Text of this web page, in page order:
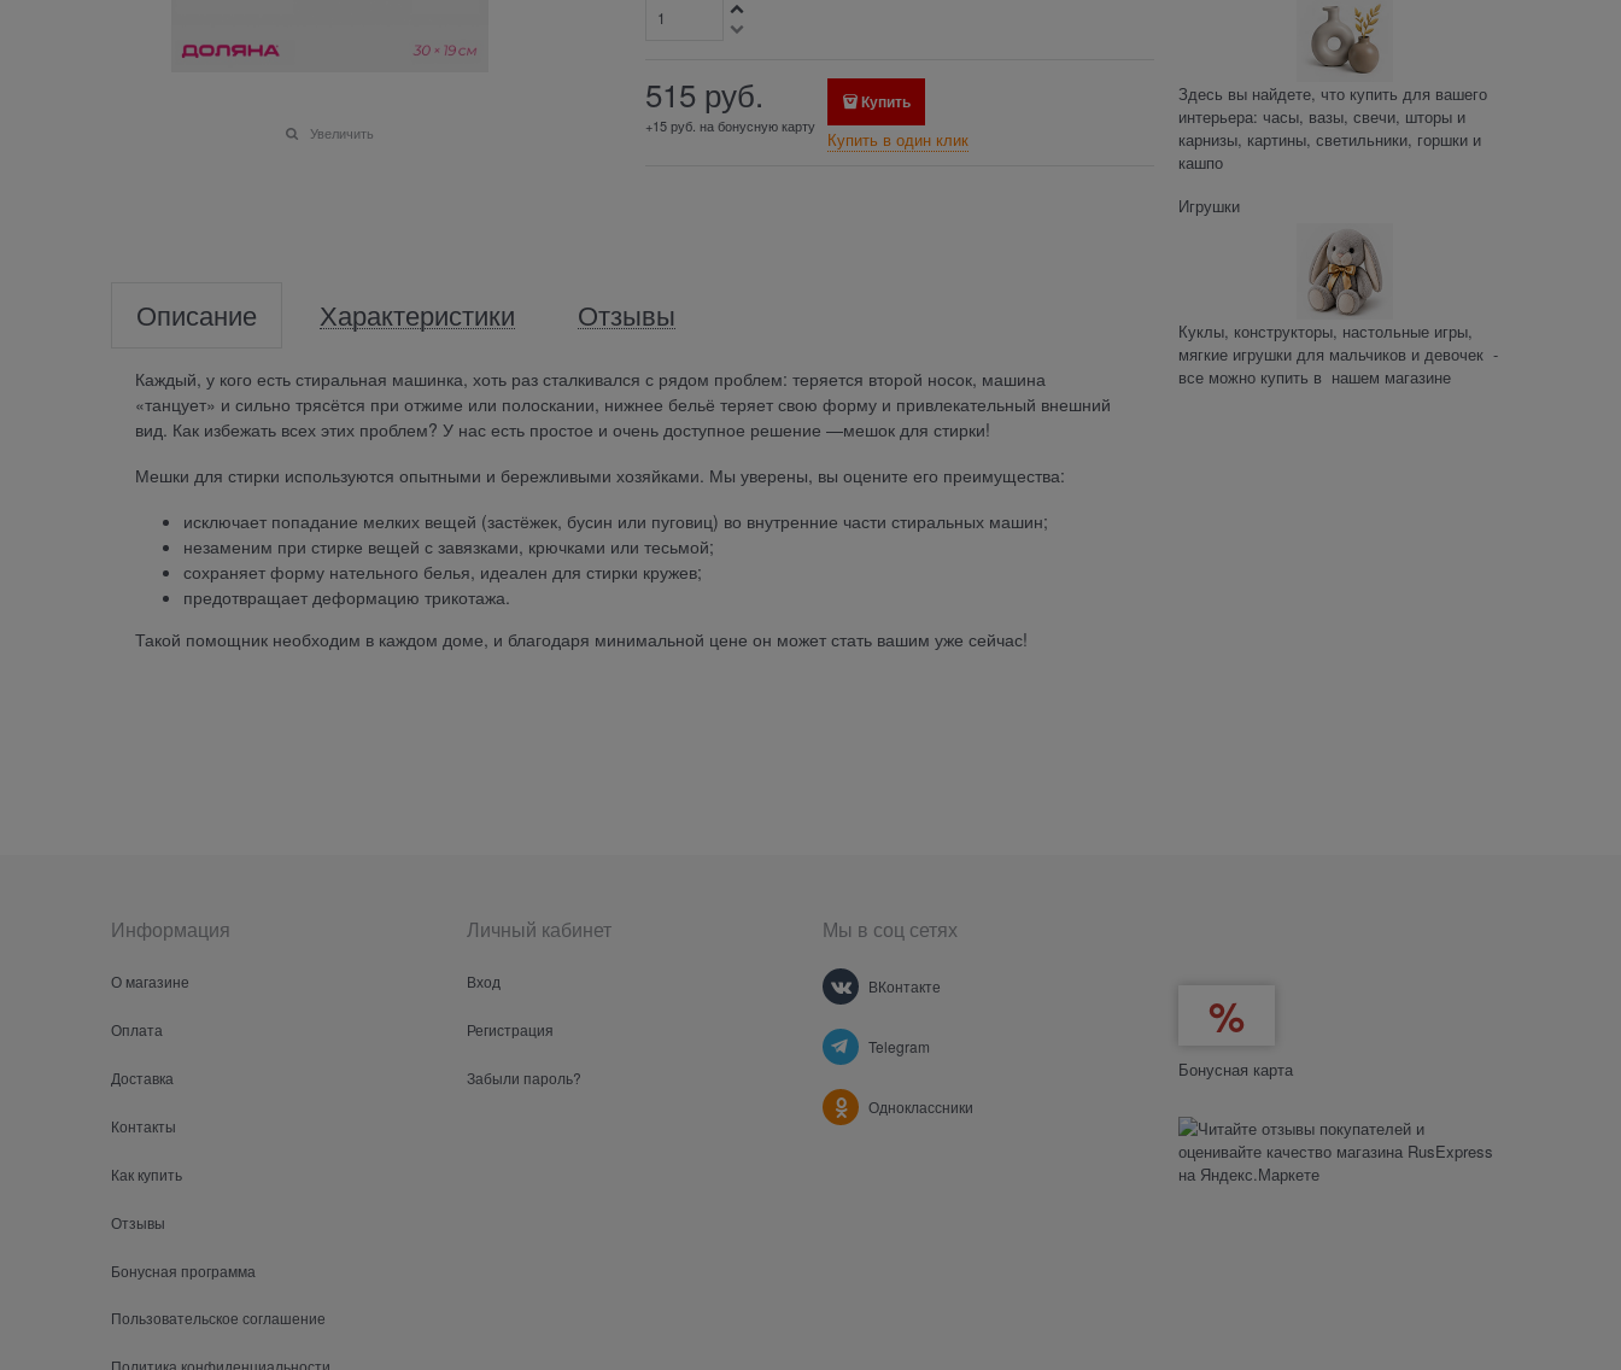
Увеличить
515 руб.
+15 руб. на бонусную карту
Купить
Купить в один клик
Описание Характеристики Отзывы
Каждый, у кого есть стиральная машинка, хоть раз сталкивался с рядом проблем: теряется второй носок, машина
«танцует» и сильно трясётся при отжиме или полоскании, нижнее бельё теряет свою форму и привлекательный внешний
вид. Как избежать всех этих проблем? У нас есть простое и очень доступное решение —мешок для стирки!
Мешки для стирки используются опытными и бережливыми хозяйками. Мы уверены, вы оцените его преимущества:
исключает попадание мелких вещей (застёжек, бусин или пуговиц) во внутренние части стиральных машин;
незаменим при стирке вещей с завязками, крючками или тесьмой;
сохраняет форму нательного белья, идеален для стирки кружев;
предотвращает деформацию трикотажа.
Такой помощник необходим в каждом доме, и благодаря минимальной цене он может стать вашим уже сейчас!
Здесь вы найдете, что купить для вашего
интерьера: часы, вазы, свечи, шторы и
карнизы, картины, светильники, горшки и
кашпо
Игрушки
Куклы, конструкторы, настольные игры,
мягкие игрушки для мальчиков и девочек -
все можно купить в нашем магазине
Информация
О магазине
Оплата
Доставка
Контакты
Как купить
Отзывы
Бонусная программа
Пользовательское соглашение
Личный кабинет
Вход
Регистрация
Забыли пароль?
Мы в соц сетях
ВКонтакте
Telegram
Одноклассники
Бонусная карта